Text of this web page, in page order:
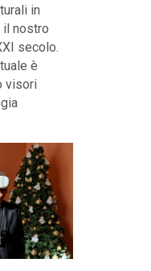
in
il nostro
secolo.
è
visori